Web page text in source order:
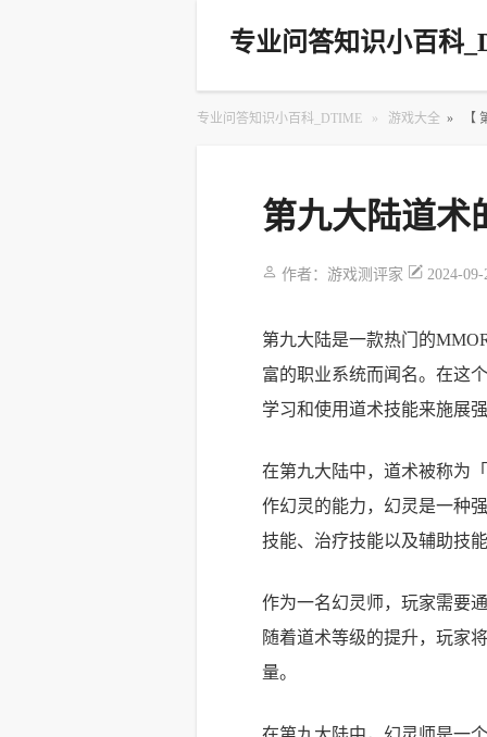
专业问答知识小百科
专业问答知识小百科_DTIME » 游戏大全 » 【
第九大陆道术
作者： 游戏测评家 2024-
第九大陆是一款热门的
富的职业系统而闻名。在这
学习和使用道术技能来施展
在第九大陆中，道术被称为
作幻灵的能力，幻灵是一种
技能、治疗技能以及辅助技
作为一名幻灵师，玩家需要
随着道术等级的提升，玩家
量。